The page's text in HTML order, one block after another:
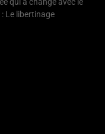
qui a changé avec le
Le libertinage